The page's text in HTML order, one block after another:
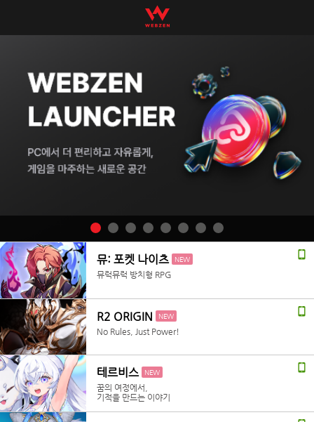
뮤: 포켓 나이츠 NEW
뮤럭뮤럭 방치형 RPG
R2 ORIGIN NEW
No Rules, Just Power!
테르비스 NEW
꿈의 여정에서,
기적을 만드는 이야기